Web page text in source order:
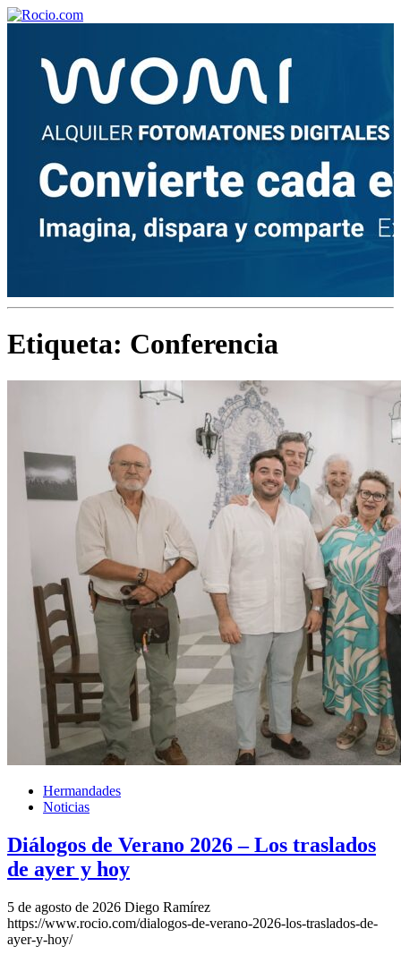
Etiqueta: Conferencia
Hermandades
Noticias
Diálogos de Verano 2026 – Los traslados
de ayer y hoy
5 de agosto de 2026 Diego Ramírez
https://www.rocio.com/dialogos-de-verano-2026-los-traslados-de-
ayer-y-hoy/
¡Bienvenido! Soy el asistente virtual de rocio.com.
¿En qué puedo ayudarte?
¿Cuántas hermandades participan en la romería?
¿Cuándo se construyó la primera ermita?
¿Cuales son los actos principales que se celebran en el
Rocío?
Quiero hacer el camino,¿que tengo que hacer?
En el Rocío, ¿dónde me alojo?